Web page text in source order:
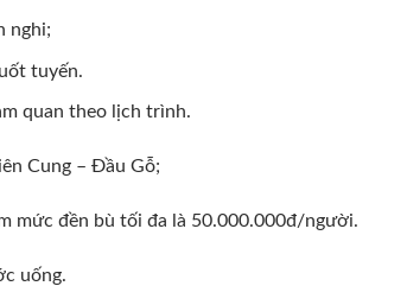
nghi;
tuyến.
quan theo lịch trình.
Cung – Đầu Gỗ;
mức đền bù tối đa là 50.000.000đ/người.
uống.